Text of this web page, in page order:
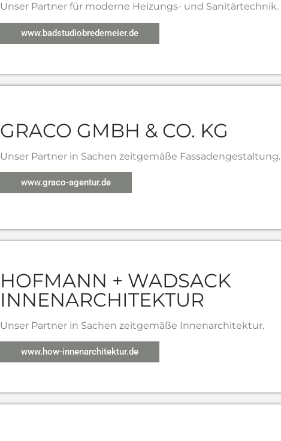
Unser Partner für moderne Heizungs- und Sanitärtechnik.
www.badstudiobredemeier.de
GRACO GMBH & CO. KG
Unser Partner in Sachen zeitgemäße Fassadengestaltung.
www.graco-agentur.de
HOFMANN + WADSACK
INNENARCHITEKTUR
Unser Partner in Sachen zeitgemäße Innenarchitektur.
www.how-innenarchitektur.de